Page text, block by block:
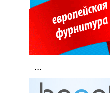
...